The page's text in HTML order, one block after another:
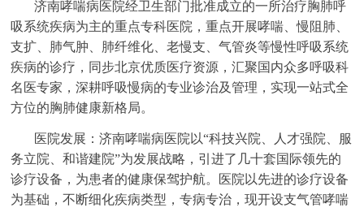
济南哮喘病医院经卫生部门批准成立的一所治疗胸肺呼
吸系统疾病为主的重点专科医院，重点开展哮喘、慢阻肺、
支扩、肺气肿、肺纤维化、老慢支、气管炎等慢性呼吸系统
疾病的诊疗，同步北京优质医疗资源，汇聚国内众多呼吸科
名医专家，深耕呼吸慢病的专业诊治及管理，实现一站式全
方位的胸肺健康新格局。
医院发展：济南哮喘病医院以“科技兴院、人才强院、服
务立院、和谐建院”为发展战略，引进了几十套国际领先的
诊疗设备，为患者的健康保驾护航。医院以先进的诊疗设备
为基础，不断细化疾病类型，专病专治，现开设支气管哮喘